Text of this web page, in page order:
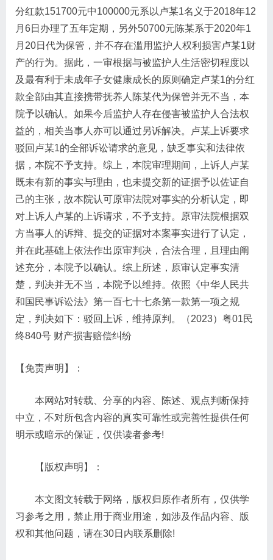
分红款151700元中100000元系以卢某1名义于2018年12
月6日办理了五年定期，另外50700元陈某系于2020年1
月20日代为保管，并不存在滥用监护人权利损害卢某1财
产的行为。据此，一审根据与被监护人生活密切程度以
及最有利于未成年子女健康成长的原则确定卢某1的分红
款全部由其直接携带抚养人陈某代为保管并无不当，本
院予以确认。如果今后监护人存在侵害被监护人合法权
益的，相关当事人亦可以通过另诉解决。卢某上诉要求
驳回卢某1的全部诉讼请求的意见，缺乏事实和法律依
据，本院不予支持。综上，本院审理期间，上诉人卢某
既未有新的事实与理由，也未提交新的证据予以佐证自
己的主张，故本院认可原审法院对事实的分析认定，即
对上诉人卢某的上诉请求，不予支持。原审法院根据双
方当事人的诉辩、提交的证据对本案事实进行了认定，
并在此基础上依法作出原审判决，合法合理，且理由阐
述充分，本院予以确认。综上所述，原审认定事实清
楚，判决并无不当，本院予以维持。依照《中华人民共
和国民事诉讼法》第一百七十七条第一款第一项之规
定，判决如下：驳回上诉，维持原判。（2023）粤01民
终840号 财产损害赔偿纠纷
【免责声明】：
本网站对转载、分享的内容、陈述、观点判断保持
中立，不对所包含内容的真实可靠性或完善性提供任何
明示或暗示的保证，仅供读者参考!
【版权声明】：
本文图文转载于网络，版权归原作者所有，仅供学
习参考之用，禁止用于商业用途，如涉及作品内容、版
权和其他问题，请在30日内联系删除!